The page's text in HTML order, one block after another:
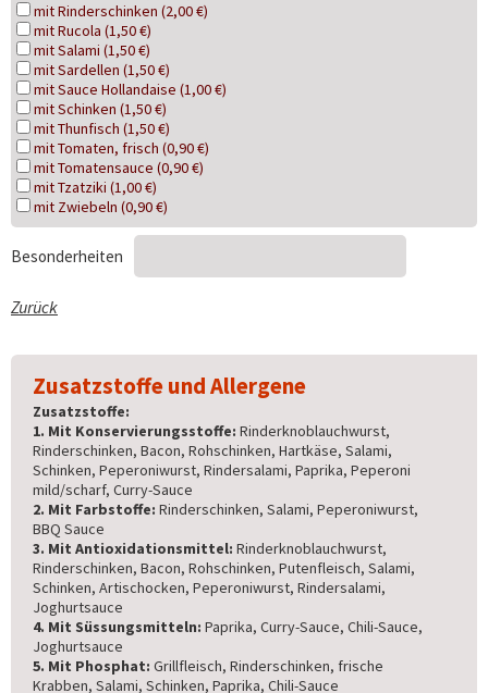
mit Rinderschinken (2,00 €)
mit Rucola (1,50 €)
mit Salami (1,50 €)
mit Sardellen (1,50 €)
mit Sauce Hollandaise (1,00 €)
mit Schinken (1,50 €)
mit Thunfisch (1,50 €)
mit Tomaten, frisch (0,90 €)
mit Tomatensauce (0,90 €)
mit Tzatziki (1,00 €)
mit Zwiebeln (0,90 €)
Besonderheiten
Zurück
Zusatzstoffe und Allergene
Zusatzstoffe:
1. Mit Konservierungsstoffe: Rinderknoblauchwurst,
Rinderschinken, Bacon, Rohschinken, Hartkäse, Salami,
Schinken, Peperoniwurst, Rindersalami, Paprika, Peperoni
mild/scharf, Curry-Sauce
2. Mit Farbstoffe: Rinderschinken, Salami, Peperoniwurst,
BBQ Sauce
3. Mit Antioxidationsmittel: Rinderknoblauchwurst,
Rinderschinken, Bacon, Rohschinken, Putenfleisch, Salami,
Schinken, Artischocken, Peperoniwurst, Rindersalami,
Joghurtsauce
4. Mit Süssungsmitteln: Paprika, Curry-Sauce, Chili-Sauce,
Joghurtsauce
5. Mit Phosphat: Grillfleisch, Rinderschinken, frische
Krabben, Salami, Schinken, Paprika, Chili-Sauce